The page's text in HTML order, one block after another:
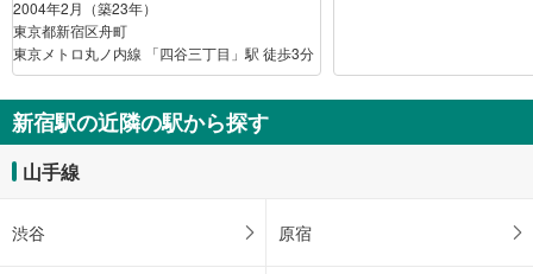
2004年2月（築23年）
東京都新宿区舟町
東京メトロ丸ノ内線 「四谷三丁目」駅 徒歩3分
新宿駅の近隣の駅から探す
山手線
渋谷 原宿